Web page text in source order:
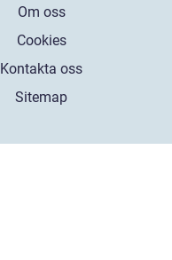
Om oss
Cookies
Kontakta oss
Sitemap